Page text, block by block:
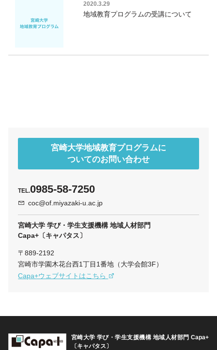
2020.3.29
地域教育プログラムの受講について
宮崎大学地域教育プログラムに
ついてのお問い合わせ
TEL.0985-58-7250
coc@of.miyazaki-u.ac.jp
宮崎大学 学び・学生支援機構 地域人材部門
Capa+〔キャパタス〕
〒889-2192
宮崎市学園木花台西1丁目1番地（大学会館3F）
Capa+ウェブサイトはこちら
宮崎大学 学び・学生支援機構 地域人材部門 Capa+
〔キャパタス〕